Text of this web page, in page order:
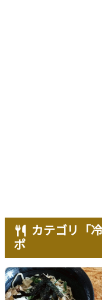
カテゴリ「
ポ